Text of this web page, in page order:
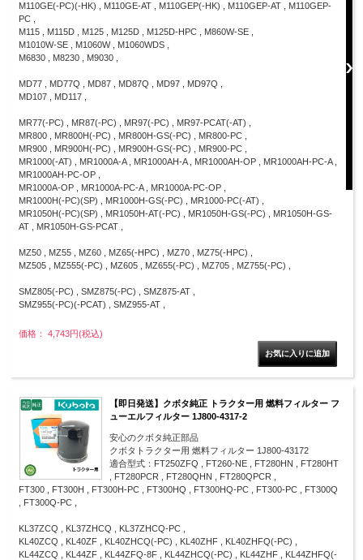
M110GE(-PC)(-HK) , M110GE-AT , M110GEP(-HK) , M110GEP-AT , M110GEP-
PC ,
M115 , M115D , M125 , M125D , M125D-HPC , M860W-SE ,
M1010W-SE , M1060W , M1060WDS ,
M6830 , M8230 , M9030 ,
MD77 , MD77Q , MD87 , MD87Q , MD97 , MD97Q ,
MD107 , MD117 ,
MR77(-PC) , MR87(-PC) , MR97(-PC) , MR97-PCAT(-AT) ,
MR800 , MR800H(-PC) , MR800H-GS(-PC) , MR800-PC ,
MR900 , MR900H(-PC) , MR900H-GS(-PC) , MR900-PC ,
MR1000(-AT) , MR1000A-A , MR1000AH-A , MR1000AH-OP , MR1000AH-PC-A ,
MR1000AH-PC-OP ,
MR1000A-OP , MR1000A-PC-A , MR1000A-PC-OP ,
MR1000H(-PC)(SP) , MR1000H-GS(-PC) , MR1000-PC(-AT) ,
MR1050H(-PC)(SP) , MR1050H-AT(-PC) , MR1050H-GS(-PC) , MR1050H-GS-
AT , MR1050H-GS-PCAT ,
MZ50 , MZ55 , MZ60 , MZ65(-HPC) , MZ70 , MZ75(-HPC) ,
MZ505 , MZ555(-PC) , MZ605 , MZ655(-PC) , MZ705 , MZ755(-PC) ,
SMZ805(-PC) , SMZ875(-PC) , SMZ875-AT ,
SMZ955(-PC)(-PCAT) , SMZ955-AT ,
価格： 4,743円(税込)
【即日発送】クボタ純正 トラクター用 燃料フィルター フ
ューエルフィルター 1J800-4317-2
安心のクボタ純正部品
クボタトラクター用 燃料フィルター 1J800-43172
適合型式：FT250ZFQ , FT260-NE , FT280HN , FT280HT
, FT280PCR , FT280QHN , FT280QPCR ,
FT300 , FT300H , FT300H-PC , FT300HQ , FT300HQ-PC , FT300-PC , FT300Q
, FT300Q-PC ,
KL37ZCQ , KL37ZHCQ , KL37ZHCQ-PC ,
KL40ZCQ , KL40ZF , KL40ZHCQ(-PC) , KL40ZHF , KL40ZHFQ(-PC) ,
KL44ZCQ , KL44ZF , KL44ZFQ-8F , KL44ZHCQ(-PC) , KL44ZHF , KL44ZHFQ(-